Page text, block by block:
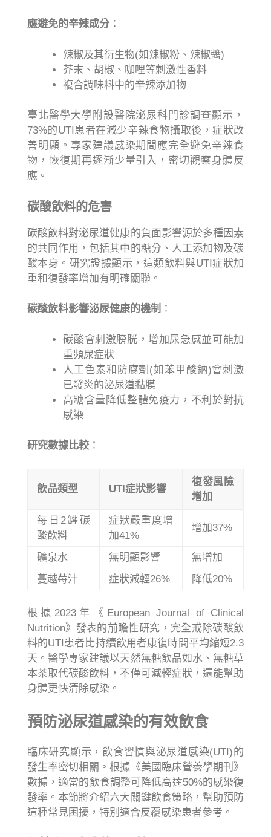
應避免的辛辣成分：
辣椒及其衍生物(如辣椒粉、辣椒醬)
芥末、胡椒、咖哩等刺激性香料
複合調味料中的辛辣添加物
臺北醫學大學附設醫院泌尿科門診調查顯示，
73%的UTI患者在減少辛辣食物攝取後，症狀改
善明顯。專家建議感染期間應完全避免辛辣食
物，恢復期再逐漸少量引入，密切觀察身體反
應。
碳酸飲料的危害
碳酸飲料對泌尿道健康的負面影響源於多種因素
的共同作用，包括其中的糖分、人工添加物及碳
酸本身。研究證據顯示，這類飲料與UTI症狀加
重和復發率增加有明確關聯。
碳酸飲料影響泌尿健康的機制 ：
碳酸會刺激膀胱，增加尿急感並可能加
重頻尿症狀
人工色素和防腐劑(如苯甲酸鈉)會刺激
已發炎的泌尿道黏膜
高糖含量降低整體免疫力，不利於對抗
感染
研究數據比較：
飲品類型 UTI症狀影響
復發風險
增加
每日2罐碳
酸飲料
症狀嚴重度增
加41%
增加37%
礦泉水 無明顯影響
無增加
蔓越莓汁
症狀減輕26% 降低20%
根據2023年《European Journal of Clinical
Nutrition》發表的前瞻性研究，完全戒除碳酸飲
料的UTI患者比持續飲用者康復時間平均縮短2.3
天。醫學專家建議以天然無糖飲品如水、無糖草
本茶取代碳酸飲料，不僅可減輕症狀，還能幫助
身體更快清除感染。
預防泌尿道感染的有效飲食
臨床研究顯示，飲食習慣與泌尿道感染(UTI)的
發生率密切相關。根據《美國臨床營養學期刊》
數據，適當的飲食調整可降低高達50%的感染復
發率。本節將介紹六大關鍵飲食策略，幫助預防
這種常見困擾，特別適合反覆感染患者參考。